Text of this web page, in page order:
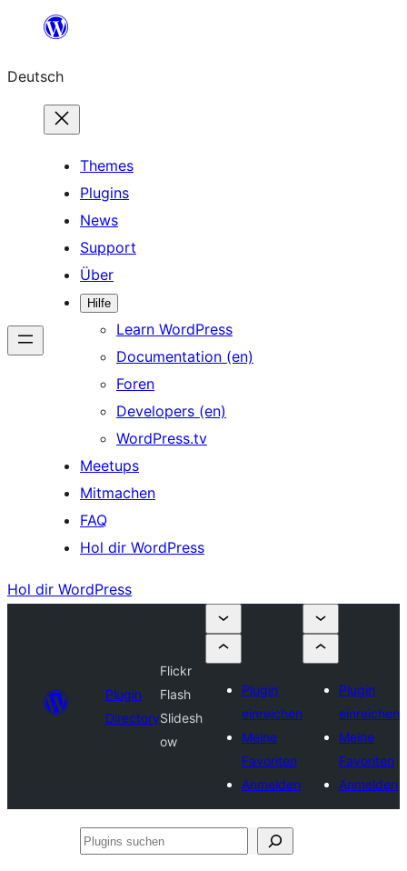
springen
Deutsch
Themes
Plugins
News
Support
Über
Hilfe
Learn WordPress
Documentation (en)
Foren
Developers (en)
WordPress.tv
Meetups
Mitmachen
FAQ
Hol dir WordPress
Hol dir WordPress
Plugin
Directory
Flickr
Flash
Slidesh
ow
Plugin
einreichen
Meine
Favoriten
Anmelden
Plugin
einreichen
Meine
Favoriten
Anmelden
Plugins